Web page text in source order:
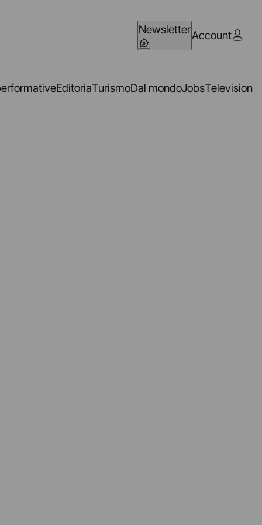
NewsletterAccount
EditoriaTurismoDal mondoJobsTelevision